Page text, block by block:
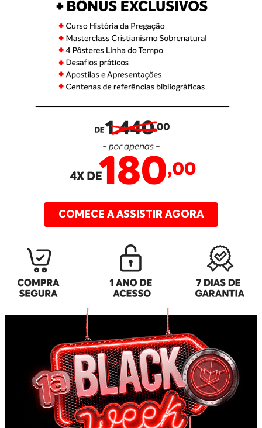
COMECE A ASSISTIR AGORA